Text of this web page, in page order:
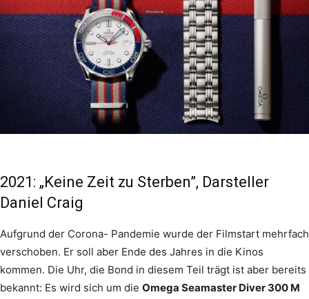
2021: „Keine Zeit zu Sterben”, Darsteller
Daniel Craig
Aufgrund der Corona- Pandemie wurde der Filmstart mehrfach
verschoben. Er soll aber Ende des Jahres in die Kinos
kommen. Die Uhr, die Bond in diesem Teil trägt ist aber bereits
bekannt: Es wird sich um die Omega Seamaster Diver 300 M